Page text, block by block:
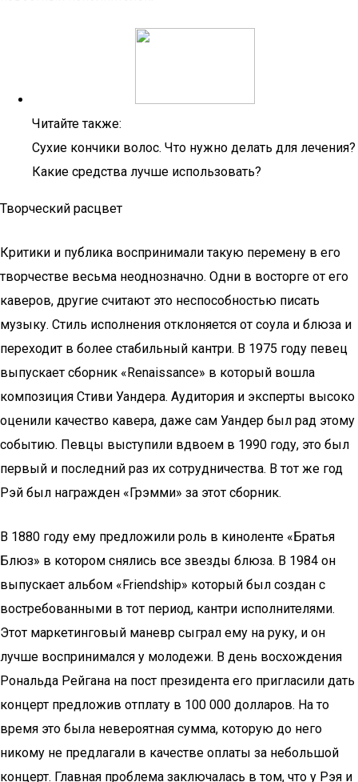
Читайте также:
Сухие кончики волос. Что нужно делать для лечения?
Какие средства лучше использовать?
Творческий расцвет
Критики и публика воспринимали такую перемену в его
творчестве весьма неоднозначно. Одни в восторге от его
каверов, другие считают это неспособностью писать
музыку. Стиль исполнения отклоняется от соула и блюза и
переходит в более стабильный кантри. В 1975 году певец
выпускает сборник «Renaissance» в который вошла
композиция Стиви Уандера. Аудитория и эксперты высоко
оценили качество кавера, даже сам Уандер был рад этому
событию. Певцы выступили вдвоем в 1990 году, это был
первый и последний раз их сотрудничества. В тот же год
Рэй был награжден «Грэмми» за этот сборник.
В 1880 году ему предложили роль в киноленте «Братья
Блюз» в котором снялись все звезды блюза. В 1984 он
выпускает альбом «Friendship» который был создан с
востребованными в тот период, кантри исполнителями.
Этот маркетинговый маневр сыграл ему на руку, и он
лучше воспринимался у молодежи. В день восхождения
Рональда Рейгана на пост президента его пригласили дать
концерт предложив отплату в 100 000 долларов. На то
время это была невероятная сумма, которую до него
никому не предлагали в качестве оплаты за небольшой
концерт. Главная проблема заключалась в том, что у Рэя и